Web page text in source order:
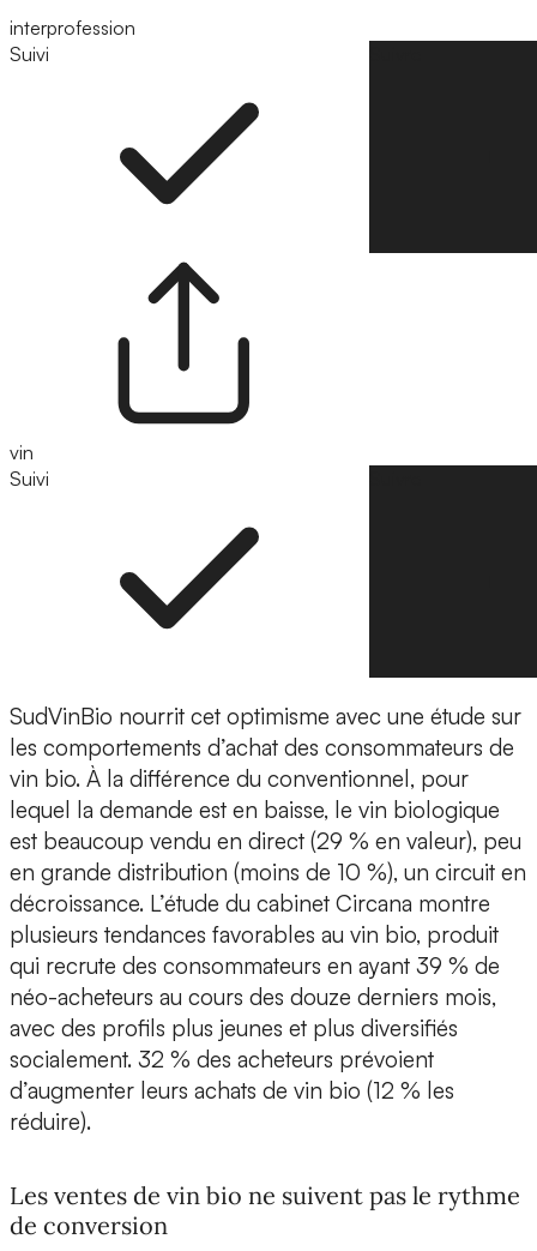
interprofession
Suivi
vin
Suivi
SudVinBio nourrit cet optimisme avec une étude sur
les comportements d’achat des consommateurs de
vin bio. À la différence du conventionnel, pour
lequel la demande est en baisse, le vin biologique
est beaucoup vendu en direct (29 % en valeur), peu
en grande distribution (moins de 10 %), un circuit en
décroissance. L’étude du cabinet Circana montre
plusieurs tendances favorables au vin bio, produit
qui recrute des consommateurs en ayant 39 % de
néo-acheteurs au cours des douze derniers mois,
avec des profils plus jeunes et plus diversifiés
socialement. 32 % des acheteurs prévoient
d’augmenter leurs achats de vin bio (12 % les
réduire).
Les ventes de vin bio ne suivent pas le rythme
de conversion